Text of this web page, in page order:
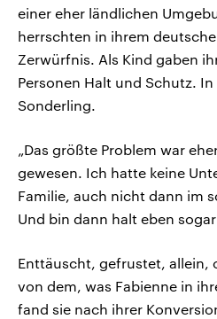
einer eher ländlichen
herrschten in ihrem
Zerwürfnis. Als Kind gaben
Personen Halt und Schutz.
Sonderling.
„Das größte Problem war
gewesen. Ich hatte keine
Familie, auch nicht dann im
Und bin dann halt eben
Enttäuscht, gefrustet, allein,
von dem, was Fabienne in
fand sie nach ihrer